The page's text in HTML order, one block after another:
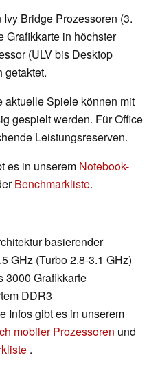
Ivy Bridge Prozessoren (3.
Grafikkarte in höchster
(ULV bis Desktop
getaktet.
aktuelle Spiele können mit
gespielt werden. Für Office
Leistungsreserven.
es in unserem Notebook-
Benchmarkliste.
basierender
GHz (Turbo 2.8-3.1 GHz)
3000 Grafikkarte
DDR3
Infos gibt es in unserem
mobiler Prozessoren und
.